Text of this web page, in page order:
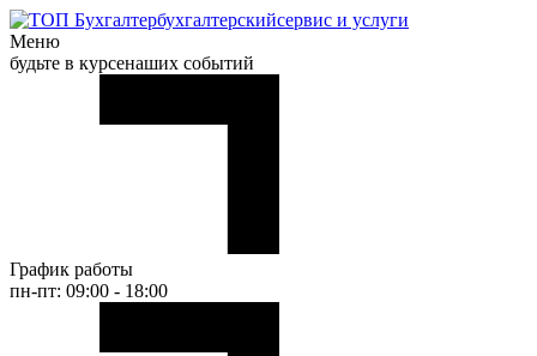
бухгалтерскийсервис и услуги
Меню
будьте в курсенаших событий
График работы
пн-пт: 09:00 - 18:00